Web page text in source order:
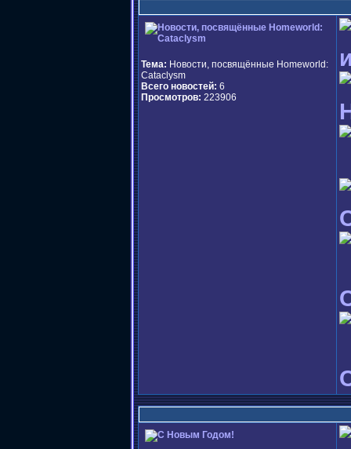
Тема: Новости, посвящённые Homeworld:
Cataclysm
Всего новостей: 6
Просмотров: 223906